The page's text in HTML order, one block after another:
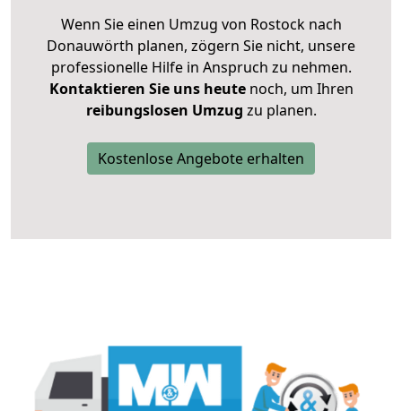
Wenn Sie einen Umzug von Rostock nach
Donauwörth planen, zögern Sie nicht, unsere
professionelle Hilfe in Anspruch zu nehmen.
Kontaktieren Sie uns heutenoch, um Ihren
reibungslosen Umzug zu planen.
Kostenlose Angebote erhalten